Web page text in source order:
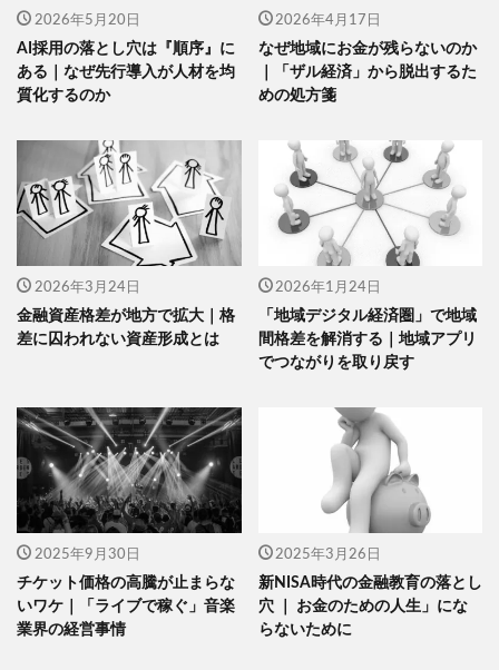
2026年5月20日
AI採用の落とし穴は『順序』に
ある｜なぜ先行導入が人材を均
質化するのか
2026年4月17日
なぜ地域にお金が残らないのか
｜「ザル経済」から脱出するた
めの処方箋
2026年3月24日
金融資産格差が地方で拡大｜格
差に囚われない資産形成とは
2026年1月24日
「地域デジタル経済圏」で地域
間格差を解消する｜地域アプリ
でつながりを取り戻す
2025年9月30日
チケット価格の高騰が止まらな
いワケ｜「ライブで稼ぐ」音楽
業界の経営事情
2025年3月26日
新NISA時代の金融教育の落とし
穴 ｜ お金のための人生」にな
らないために